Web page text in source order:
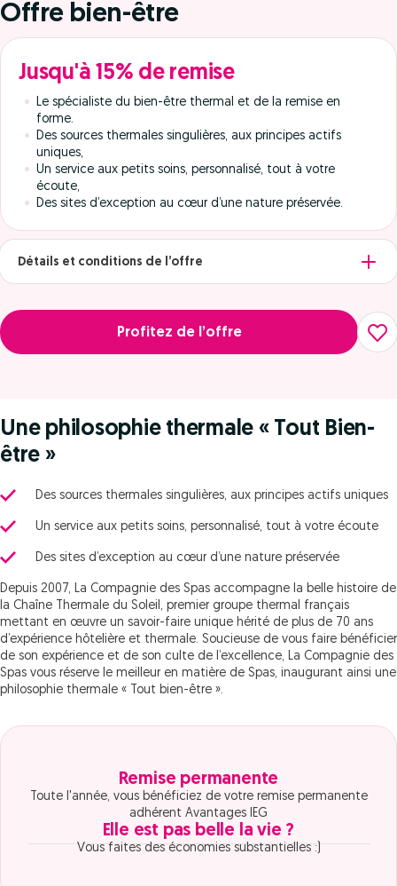
Une philosophie thermale « Tout Bien-
être »
Des sources thermales singulières, aux principes actifs uniques
Un service aux petits soins, personnalisé, tout à votre écoute
Des sites d’exception au cœur d’une nature préservée
Depuis 2007, La Compagnie des Spas accompagne la belle histoire de
la Chaîne Thermale du Soleil, premier groupe thermal français
mettant en œuvre un savoir-faire unique hérité de plus de 70 ans
d’expérience hôtelière et thermale. Soucieuse de vous faire bénéficier
de son expérience et de son culte de l’excellence, La Compagnie des
Spas vous réserve le meilleur en matière de Spas, inaugurant ainsi une
philosophie thermale « Tout bien-être ».
Offre bien-être
Jusqu'à 15% de remise
Le spécialiste du bien-être thermal et de la remise en
forme.
Des sources thermales singulières, aux principes actifs
uniques,
Un service aux petits soins, personnalisé, tout à votre
écoute,
Des sites d’exception au cœur d’une nature préservée.
Détails et conditions de l’offre
Profitez de l’offre
Remise permanente
Toute l'année, vous bénéficiez de votre remise permanente
adhérent Avantages IEG
Elle est pas belle la vie ?
Vous faites des économies substantielles :)